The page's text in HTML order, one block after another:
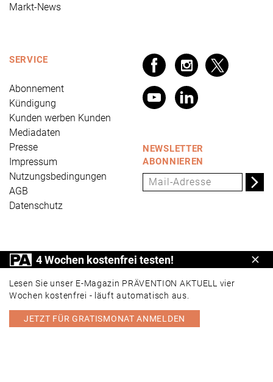
Markt-News
SERVICE
Abonnement
Kündigung
Kunden werben Kunden
Mediadaten
Presse
Impressum
Nutzungsbedingungen
AGB
Datenschutz
NEWSLETTER
ABONNIEREN
PRÄVENTION AKTUELL ist ein Produkt der Universum
Verlag GmbH, Wettinerstraße 3-5, 65189 Wiesbaden,
www.universum.de,info@universum.de
PORTAL E-MAGAZIN
4 Wochen kostenfrei testen!
Lesen Sie unser E-Magazin PRÄVENTION AKTUELL vier
Wochen kostenfrei - läuft automatisch aus.
JETZT FÜR GRATISMONAT ANMELDEN